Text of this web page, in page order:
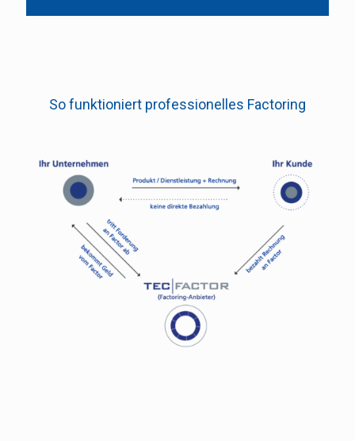
So funktioniert professionelles Factoring